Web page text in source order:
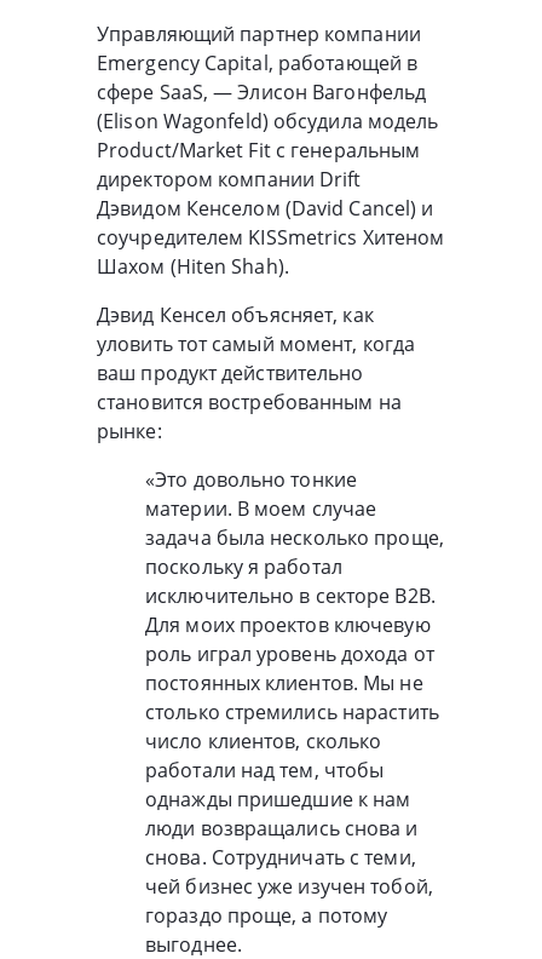
Управляющий партнер компании
Emergency Capital, работающей в
сфере SaaS, — Элисон Вагонфельд
(Elison Wagonfeld) обсудила модель
Product/Market Fit с генеральным
директором компании Drift
Дэвидом Кенселом (David Cancel) и
соучредителем KISSmetrics Хитеном
Шахом (Hiten Shah).
Дэвид Кенсел объясняет, как
уловить тот самый момент, когда
ваш продукт действительно
становится востребованным на
рынке:
«Это довольно тонкие
материи. В моем случае
задача была несколько проще,
поскольку я работал
исключительно в секторе B2B.
Для моих проектов ключевую
роль играл уровень дохода от
постоянных клиентов. Мы не
столько стремились нарастить
число клиентов, сколько
работали над тем, чтобы
однажды пришедшие к нам
люди возвращались снова и
снова. Сотрудничать с теми,
чей бизнес уже изучен тобой,
гораздо проще, а потому
выгоднее.